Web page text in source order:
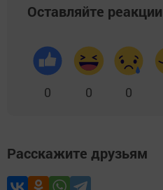
Оставляйте реакции
0 0 0
Расскажите друзьям